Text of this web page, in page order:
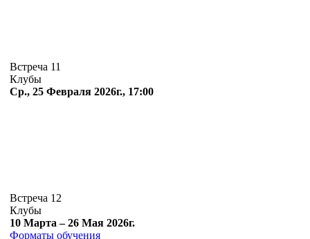
Встреча 11
Клубы
Ср., 25 Февраля 2026г., 17:00
Встреча 12
Клубы
10 Марта – 26 Мая 2026г.
Форматы обучения